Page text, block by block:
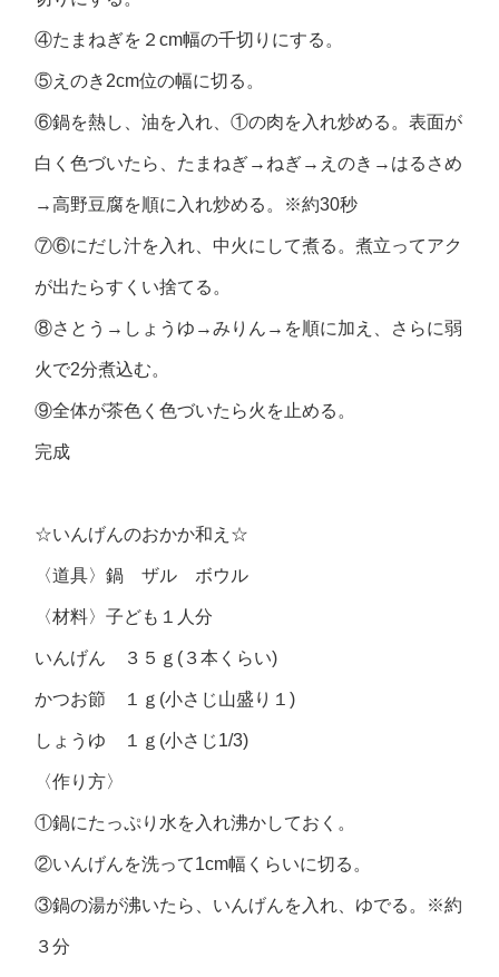
④たまねぎを２cm幅の千切りにする。
⑤えのき2cm位の幅に切る。
⑥鍋を熱し、油を入れ、①の肉を入れ炒める。表面が
白く色づいたら、たまねぎ→ねぎ→えのき→はるさめ
→高野豆腐を順に入れ炒める。※約30秒
⑦⑥にだし汁を入れ、中火にして煮る。煮立ってアク
が出たらすくい捨てる。
⑧さとう→しょうゆ→みりん→を順に加え、さらに弱
火で2分煮込む。
⑨全体が茶色く色づいたら火を止める。
完成
☆いんげんのおかか和え☆
〈道具〉鍋 ザル ボウル
〈材料〉子ども１人分
いんげん ３５ｇ(３本くらい)
かつお節 １ｇ(小さじ山盛り１)
しょうゆ １ｇ(小さじ1/3)
〈作り方〉
①鍋にたっぷり水を入れ沸かしておく。
②いんげんを洗って1cm幅くらいに切る。
③鍋の湯が沸いたら、いんげんを入れ、ゆでる。※約
３分